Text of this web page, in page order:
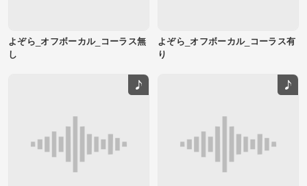
よぞら_オフボーカル_コーラス無
し
よぞら_オフボーカル_コーラス有
り